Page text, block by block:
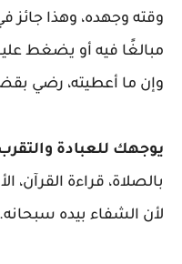
وقته وجهده، وهذا جائز
مبالغًا فيه أو يضغط
وإن ما أعطيته، رضي
يوجهك للعبادة
بالصلاة، قراءة القرآن،
لأن الشفاء بيده سبحانه.